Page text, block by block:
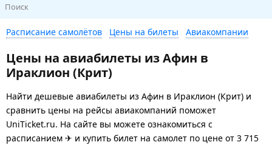
Поиск
Расписание самолётов Цены на билеты Авиакомпании
Цены на авиабилеты из Афин в
Ираклион (Крит)
Найти дешевые авиабилеты из Афин в Ираклион (Крит) и
сравнить цены на рейсы авиакомпаний поможет
UniTicket.ru. На сайте вы можете ознакомиться с
расписанием ✈ и купить билет на самолет по цене от 3 715